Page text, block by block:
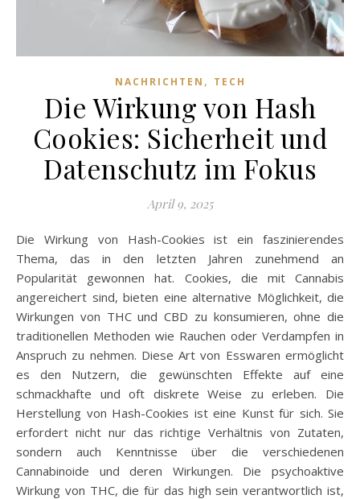
NACHRICHTEN , TECH
Die Wirkung von Hash
Cookies: Sicherheit und
Datenschutz im Fokus
April 9, 2025
Die Wirkung von Hash-Cookies ist ein faszinierendes
Thema, das in den letzten Jahren zunehmend an
Popularität gewonnen hat. Cookies, die mit Cannabis
angereichert sind, bieten eine alternative Möglichkeit, die
Wirkungen von THC und CBD zu konsumieren, ohne die
traditionellen Methoden wie Rauchen oder Verdampfen in
Anspruch zu nehmen. Diese Art von Esswaren ermöglicht
es den Nutzern, die gewünschten Effekte auf eine
schmackhafte und oft diskrete Weise zu erleben. Die
Herstellung von Hash-Cookies ist eine Kunst für sich. Sie
erfordert nicht nur das richtige Verhältnis von Zutaten,
sondern auch Kenntnisse über die verschiedenen
Cannabinoide und deren Wirkungen. Die psychoaktive
Wirkung von THC, die für das high sein verantwortlich ist,